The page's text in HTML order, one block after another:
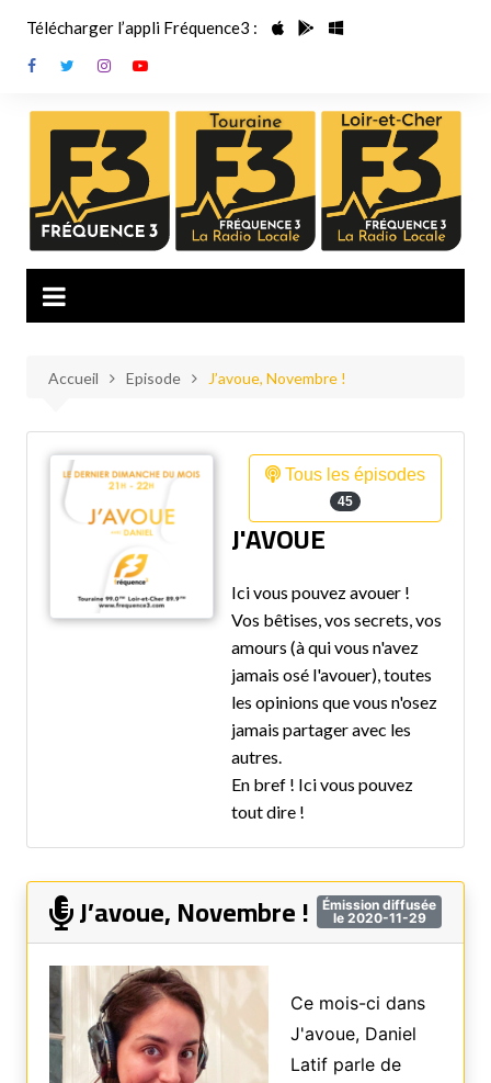
contenu
Télécharger l’appli Fréquence3 :
Accueil Episode J’avoue, Novembre !
Tous les épisodes
45
J'AVOUE
Ici vous pouvez avouer !
Vos bêtises, vos secrets, vos
amours (à qui vous n'avez
jamais osé l'avouer), toutes
les opinions que vous n'osez
jamais partager avec les
autres.
En bref ! Ici vous pouvez
tout dire !
Émission diffusée
le 2020-11-29
J’avoue, Novembre !
Ce mois-ci dans
J'avoue, Daniel
Latif parle de